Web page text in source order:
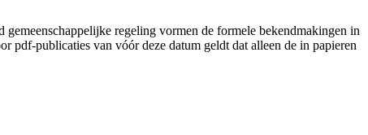
gemeenschappelijke regeling vormen de formele bekendmakingen in
pdf-publicaties van vóór deze datum geldt dat alleen de in papieren